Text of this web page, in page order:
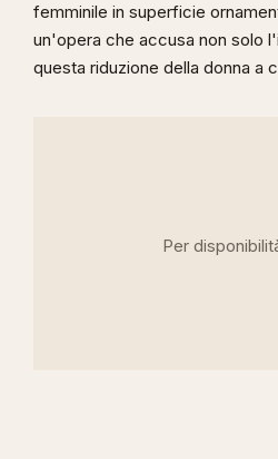
femminile in superficie
un'opera che accusa non solo
questa riduzione della donna
Per